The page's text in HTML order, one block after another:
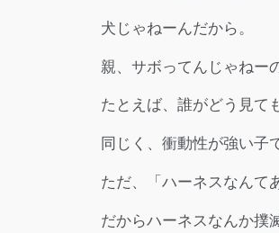
犬じゃねーんだから。
親、サボってんじゃねー
たとえば、誰がどう見て
同じく、衝動性が強い子
ただ、「ハーネスなんて
だからハーネスなんか撲